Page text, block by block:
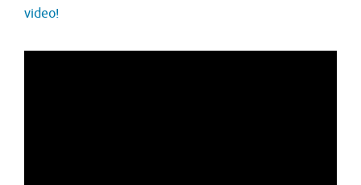
video!